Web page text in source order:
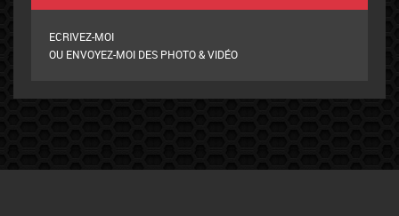
ECRIVEZ-MOI
OU ENVOYEZ-MOI DES PHOTO & VIDÉO